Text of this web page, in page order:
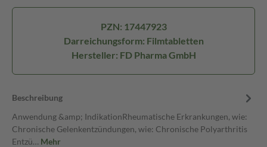
PZN: 17447923
Darreichungsform: Filmtabletten
Hersteller: FD Pharma GmbH
Beschreibung
Anwendung &amp; IndikationRheumatische Erkrankungen, wie:
Chronische Gelenkentzündungen, wie: Chronische Polyarthritis
Entzü… Mehr